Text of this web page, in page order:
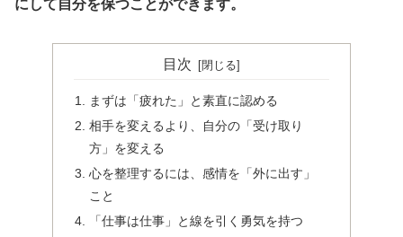
にして自分を保つことができます。
目次
まずは「疲れた」と素直に認める
相手を変えるより、自分の「受け取り
方」を変える
心を整理するには、感情を「外に出す」
こと
「仕事は仕事」と線を引く勇気を持つ